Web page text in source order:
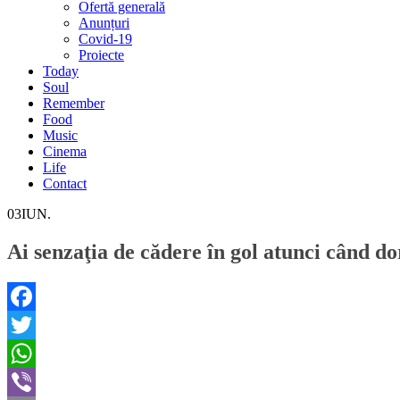
Ofertă generală
Anunțuri
Covid-19
Proiecte
Today
Soul
Remember
Food
Music
Cinema
Life
Contact
03IUN.
Ai senzaţia de cădere în gol atunci când
Facebook
Twitter
WhatsApp